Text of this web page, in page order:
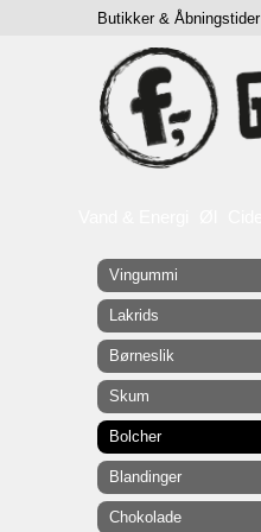
Vingummi
Lakrids
Børneslik
Skum
Bolcher
Blandinger
Chokolade
Butikker & Åbningstider